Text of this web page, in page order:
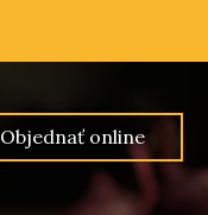
Objednať online